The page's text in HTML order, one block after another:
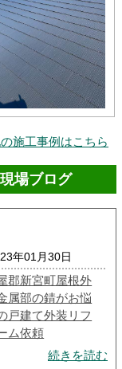
施工事例はこちら
場ブログ
年01月30日
郡新宮町屋根外
属部の錆がお悩
戸建て外装リフ
ム依頼
続きを読む